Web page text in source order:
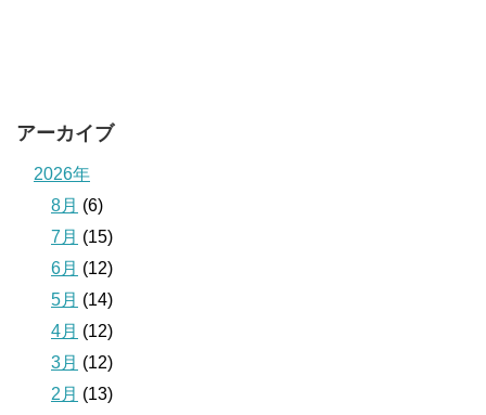
アーカイブ
2026年
8月 (6)
7月 (15)
6月 (12)
5月 (14)
4月 (12)
3月 (12)
2月 (13)